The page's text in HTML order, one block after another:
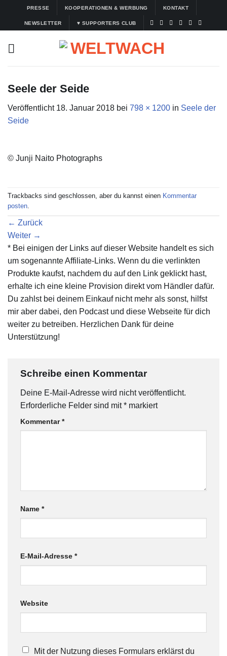
springen
PRESSE KOOPERATIONEN & WERBUNG KONTAKT
NEWSLETTER ♥ SUPPORTERS CLUB
Seele der Seide
Veröffentlicht 18. Januar 2018 bei 798 × 1200 in Seele der
Seide
© Junji Naito Photographs
Trackbacks sind geschlossen, aber du kannst einen Kommentar
posten.
← Zurück
Weiter →
* Bei einigen der Links auf dieser Website handelt es sich
um sogenannte Affiliate-Links. Wenn du die verlinkten
Produkte kaufst, nachdem du auf den Link geklickt hast,
erhalte ich eine kleine Provision direkt vom Händler dafür.
Du zahlst bei deinem Einkauf nicht mehr als sonst, hilfst
mir aber dabei, den Podcast und diese Webseite für dich
weiter zu betreiben. Herzlichen Dank für deine
Unterstützung!
Schreibe einen Kommentar
Deine E-Mail-Adresse wird nicht veröffentlicht.
Erforderliche Felder sind mit* markiert
Kommentar*
Name *
E-Mail-Adresse *
Website
Mit der Nutzung dieses Formulars erklärst du